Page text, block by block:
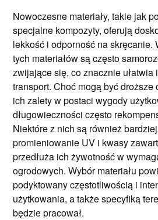
Nowoczesne materiały, takie jak
specjalne kompozyty, oferują
lekkość i odporność na skręcanie.
tych materiałów są często
zwijające się, co znacznie
transport. Choć mogą być droższe
ich zalety w postaci wygody
długowieczności często
Niektóre z nich są również
promieniowanie UV i kwasy
przedłuża ich żywotność w
ogrodowych. Wybór materiału
podyktowany częstotliwością i
użytkowania, a także specyfiką
będzie pracował.